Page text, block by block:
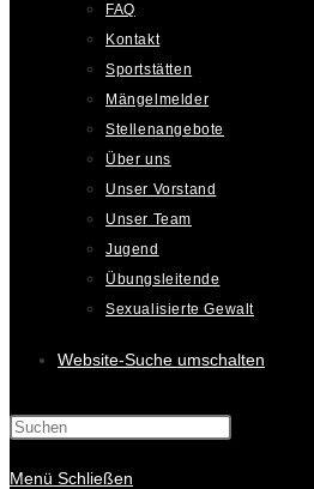
FAQ
Kontakt
Sportstätten
Mängelmelder
Stellenangebote
Über uns
Unser Vorstand
Unser Team
Jugend
Übungsleitende
Sexualisierte Gewalt
Website-Suche umschalten
Menü Schließen